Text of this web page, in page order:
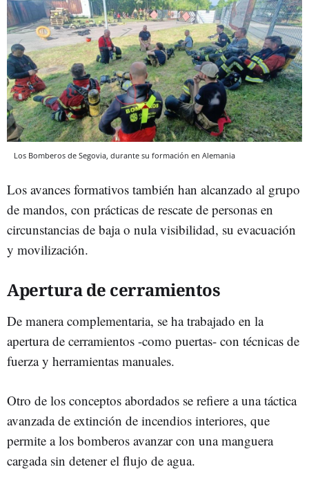
Los Bomberos de Segovia, durante su formación en Alemania
Los avances formativos también han alcanzado al grupo
de mandos, con prácticas de rescate de personas en
circunstancias de baja o nula visibilidad, su evacuación
y movilización.
Apertura de cerramientos
De manera complementaria, se ha trabajado en la
apertura de cerramientos -como puertas- con técnicas de
fuerza y herramientas manuales.
Otro de los conceptos abordados se refiere a una táctica
avanzada de extinción de incendios interiores, que
permite a los bomberos avanzar con una manguera
cargada sin detener el flujo de agua.